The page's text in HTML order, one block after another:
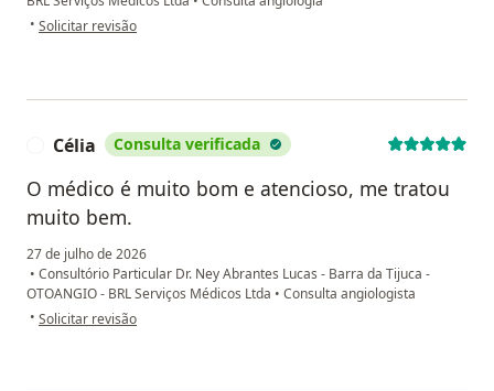
• na opinião do utilizador Mriam
Solicitar revisão
Célia Consulta verificada
O médico é muito bom e atencioso, me tratou
muito bem.
27 de julho de 2026
• Consultório Particular Dr. Ney Abrantes Lucas - Barra da Tijuca -
OTOANGIO - BRL Serviços Médicos Ltda • Consulta angiologista
• na opinião do utilizador Célia
Solicitar revisão